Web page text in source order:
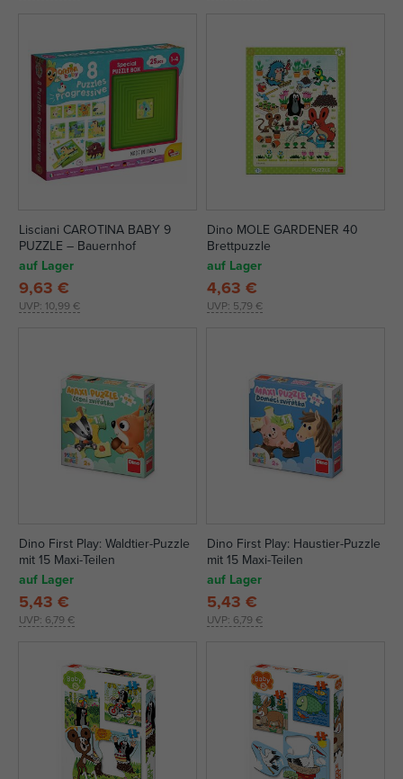
Lisciani CAROTINA BABY 9
PUZZLE – Bauernhof
auf Lager
UVP: 10,99 €
9,63 €
Dino MOLE GARDENER 40
Brettpuzzle
auf Lager
UVP: 5,79 €
4,63 €
Dino First Play: Waldtier-Puzzle
mit 15 Maxi-Teilen
auf Lager
UVP: 6,79 €
5,43 €
Dino First Play: Haustier-Puzzle
mit 15 Maxi-Teilen
auf Lager
UVP: 6,79 €
5,43 €